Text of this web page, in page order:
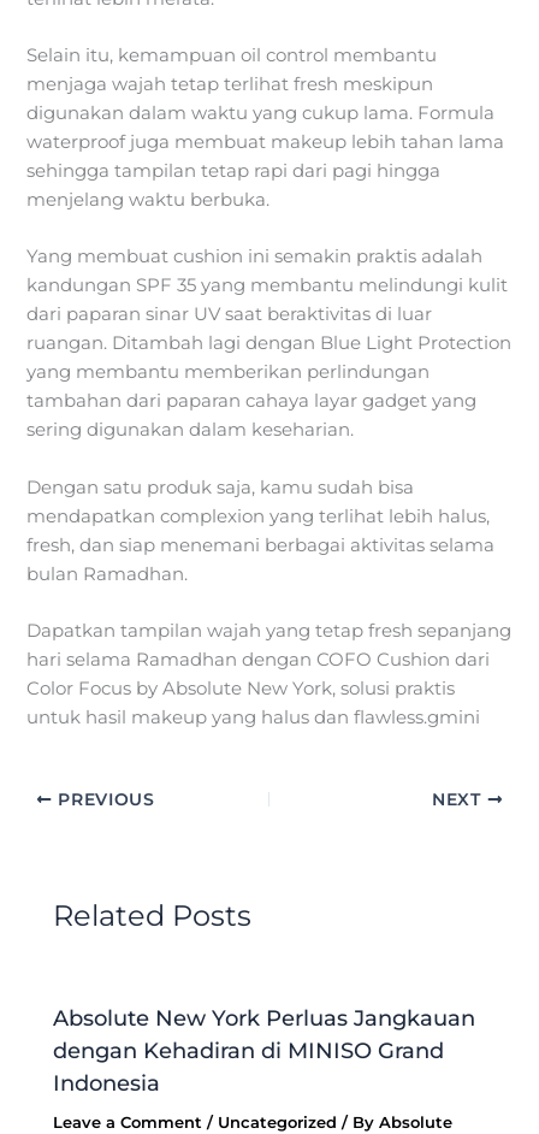
Selain itu, kemampuan oil control membantu
menjaga wajah tetap terlihat fresh meskipun
digunakan dalam waktu yang cukup lama. Formula
waterproof juga membuat makeup lebih tahan lama
sehingga tampilan tetap rapi dari pagi hingga
menjelang waktu berbuka.
Yang membuat cushion ini semakin praktis adalah
kandungan SPF 35 yang membantu melindungi kulit
dari paparan sinar UV saat beraktivitas di luar
ruangan. Ditambah lagi dengan Blue Light Protection
yang membantu memberikan perlindungan
tambahan dari paparan cahaya layar gadget yang
sering digunakan dalam keseharian.
Dengan satu produk saja, kamu sudah bisa
mendapatkan complexion yang terlihat lebih halus,
fresh, dan siap menemani berbagai aktivitas selama
bulan Ramadhan.
Dapatkan tampilan wajah yang tetap fresh sepanjang
hari selama Ramadhan dengan COFO Cushion dari
Color Focus by Absolute New York, solusi praktis
untuk hasil makeup yang halus dan flawless.gmini
PREVIOUS NEXT
Related Posts
Absolute New York Perluas Jangkauan
dengan Kehadiran di MINISO Grand
Indonesia
Leave a Comment / Uncategorized / ByAbsolute